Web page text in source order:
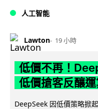
人工智能
Lawton 19 小時
低價不再！
低價搶客反釀
DeepSeek 因低價策略掀